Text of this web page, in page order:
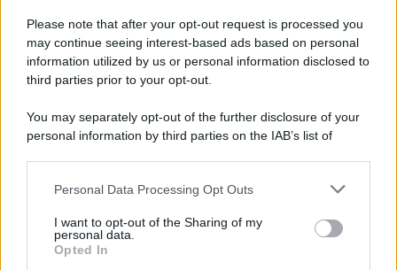
Please note that after your opt-out request is processed you
may continue seeing interest-based ads based on personal
information utilized by us or personal information disclosed to
third parties prior to your opt-out.
You may separately opt-out of the further disclosure of your
personal information by third parties on the IAB’s list of
This information may also be disclosed by us to third parties
disclose it to other third parties.
Please note that this website/app uses one or more Google
Personal Data Processing Opt Outs
I want to opt-out of the Sharing of my
personal data.
Opted In